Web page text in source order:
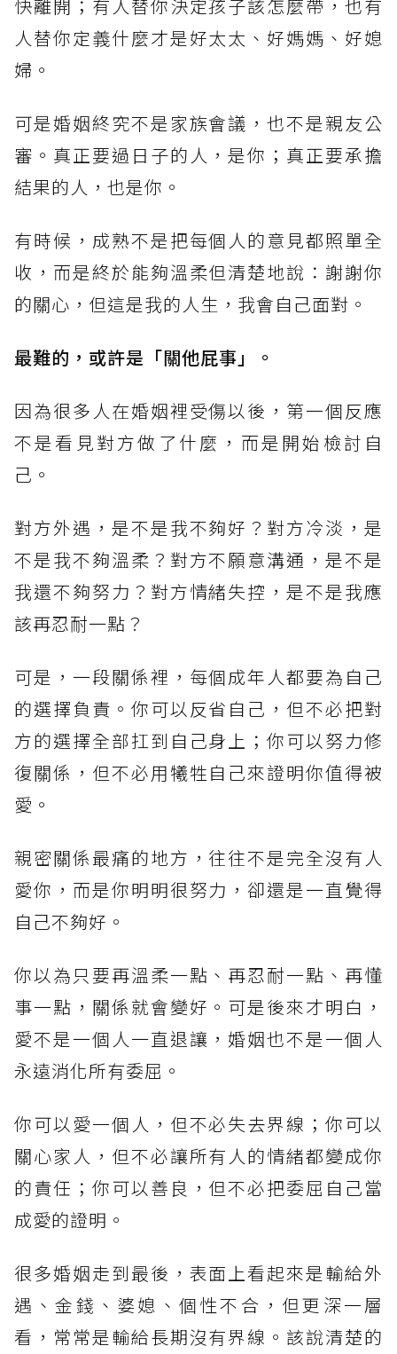
快離開；有人替你決定孩子該怎麼帶，也有
人替你定義什麼才是好太太、好媽媽、好媳
婦。
可是婚姻終究不是家族會議，也不是親友公
審。真正要過日子的人，是你；真正要承擔
結果的人，也是你。
有時候，成熟不是把每個人的意見都照單全
收，而是終於能夠溫柔但清楚地說：謝謝你
的關心，但這是我的人生，我會自己面對。
最難的，或許是「關他屁事」。
因為很多人在婚姻裡受傷以後，第一個反應
不是看見對方做了什麼，而是開始檢討自
己。
對方外遇，是不是我不夠好？對方冷淡，是
不是我不夠溫柔？對方不願意溝通，是不是
我還不夠努力？對方情緒失控，是不是我應
該再忍耐一點？
可是，一段關係裡，每個成年人都要為自己
的選擇負責。你可以反省自己，但不必把對
方的選擇全部扛到自己身上；你可以努力修
復關係，但不必用犧牲自己來證明你值得被
愛。
親密關係最痛的地方，往往不是完全沒有人
愛你，而是你明明很努力，卻還是一直覺得
自己不夠好。
你以為只要再溫柔一點、再忍耐一點、再懂
事一點，關係就會變好。可是後來才明白，
愛不是一個人一直退讓，婚姻也不是一個人
永遠消化所有委屈。
你可以愛一個人，但不必失去界線；你可以
關心家人，但不必讓所有人的情緒都變成你
的責任；你可以善良，但不必把委屈自己當
成愛的證明。
很多婚姻走到最後，表面上看起來是輸給外
遇、金錢、婆媳、個性不合，但更深一層
看，常常是輸給長期沒有界線。該說清楚的